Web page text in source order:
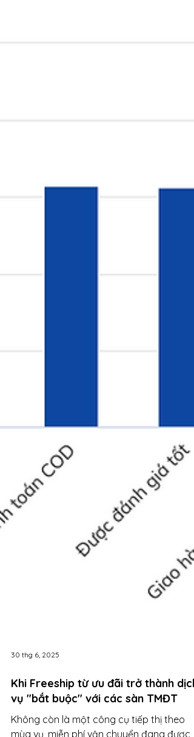
30 thg 6, 2025
Khi Freeship từ ưu đãi trở thành dịch